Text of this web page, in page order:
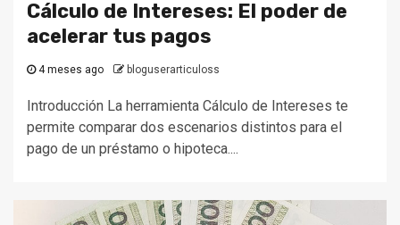
Cálculo de Intereses: El poder de
acelerar tus pagos
4 meses ago bloguserarticuloss
Introducción La herramienta Cálculo de Intereses te
permite comparar dos escenarios distintos para el
pago de un préstamo o hipoteca....